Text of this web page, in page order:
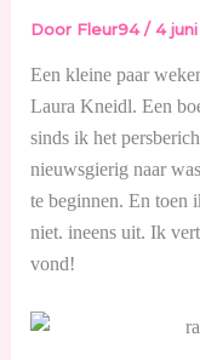
Door Fleur94/4
Een kleine paar
Laura Kneidl. Een
sinds ik het
nieuwsgierig naar
te beginnen. En toen
niet. ineens uit. Ik
vond!